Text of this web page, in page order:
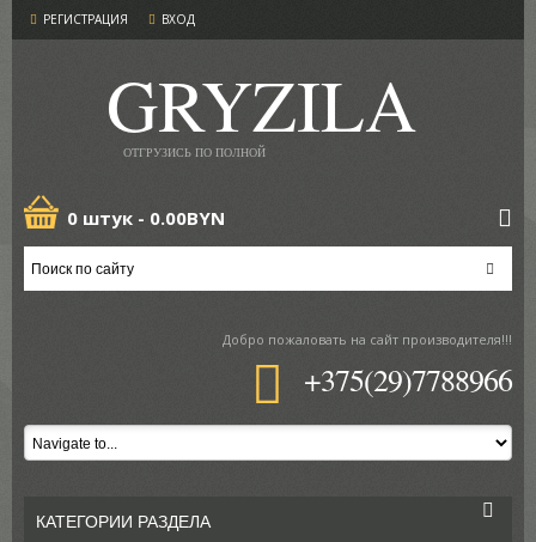
РЕГИСТРАЦИЯ ВХОД
GRYZILA
ОТГРУЗИСЬ ПО ПОЛНОЙ
0 штук - 0.00BYN
Добро пожаловать на сайт производителя!!!
+375(29)7788966
КАТЕГОРИИ РАЗДЕЛА